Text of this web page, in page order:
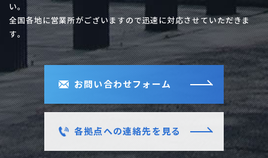
い。
全国各地に営業所がございますので迅速に対応させていただきま
す。
お問い合わせフォーム
各拠点への連絡先を見る